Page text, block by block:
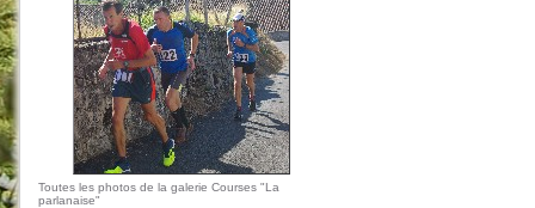
Toutes les photos de la galerie Courses "La
parlanaise"